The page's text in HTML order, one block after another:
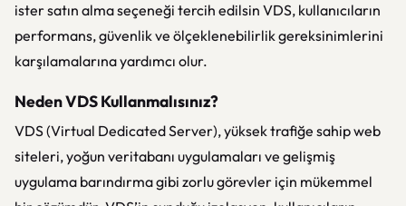
ister satın alma seçeneği tercih edilsin VDS, kullanıcıların
performans, güvenlik ve ölçeklenebilirlik gereksinimlerini
karşılamalarına yardımcı olur.
Neden VDS Kullanmalısınız?
VDS (Virtual Dedicated Server), yüksek trafiğe sahip web
siteleri, yoğun veritabanı uygulamaları ve gelişmiş
uygulama barındırma gibi zorlu görevler için mükemmel